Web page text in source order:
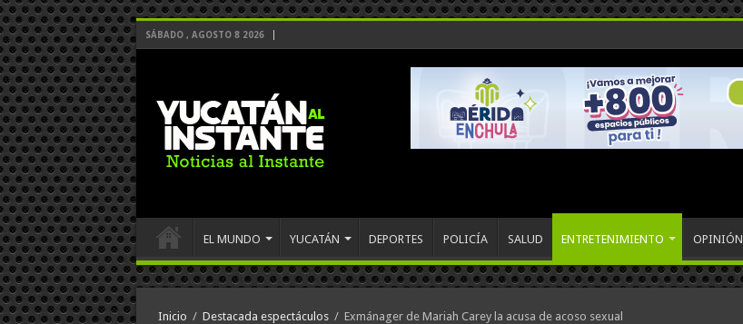
SÁBADO , AGOSTO 8 2026
EL MUNDO YUCATÁN DEPORTES POLICÍA SALUD ENTRETENIMIENTO OPINIÓN
Inicio / Destacada espectáculos / Exmánager de Mariah Carey la acusa de acoso sexual